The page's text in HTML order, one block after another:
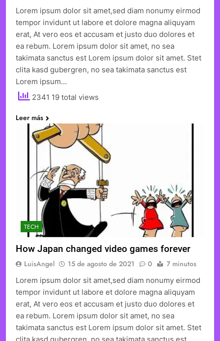
Lorem ipsum dolor sit amet,sed diam nonumy eirmod
tempor invidunt ut labore et dolore magna aliquyam
erat, At vero eos et accusam et justo duo dolores et
ea rebum. Lorem ipsum dolor sit amet, no sea
takimata sanctus est Lorem ipsum dolor sit amet. Stet
clita kasd gubergren, no sea takimata sanctus est
Lorem ipsum…
2341 19 total views
Leer más
TECH
How Japan changed video games forever
LuisAngel 15 de agosto de 2021 0 7 minutos
Lorem ipsum dolor sit amet,sed diam nonumy eirmod
tempor invidunt ut labore et dolore magna aliquyam
erat, At vero eos et accusam et justo duo dolores et
ea rebum. Lorem ipsum dolor sit amet, no sea
takimata sanctus est Lorem ipsum dolor sit amet. Stet
clita kasd gubergren, no sea takimata sanctus est